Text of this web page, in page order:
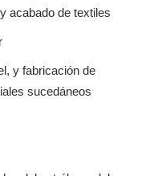
acabado de textiles
y fabricación de
sucedáneos